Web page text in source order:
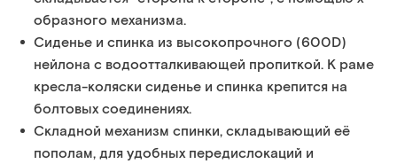
образного механизма.
Сиденье и спинка из высокопрочного (600D)
нейлона с водоотталкивающей пропиткой. К раме
кресла-коляски сиденье и спинка крепится на
болтовых соединениях.
Складной механизм спинки, складывающий её
пополам, для удобных передислокаций и